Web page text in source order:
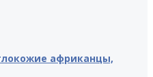
африканцы,